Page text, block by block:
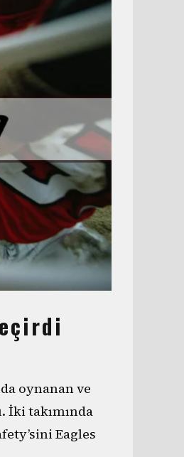
oynanan ve
İki takımında
Eagles